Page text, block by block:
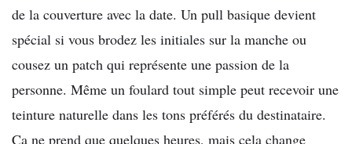
de la couverture avec la date. Un pull basique devient
spécial si vous brodez les initiales sur la manche ou
cousez un patch qui représente une passion de la
personne. Même un foulard tout simple peut recevoir une
teinture naturelle dans les tons préférés du destinataire.
Ça ne prend que quelques heures, mais cela change